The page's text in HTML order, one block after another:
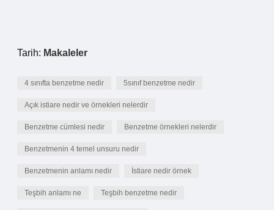
Tarih: Makaleler
4 sınıfta benzetme nedir 5sınıf benzetme nedir
Açık istiare nedir ve örnekleri nelerdir
Benzetme cümlesi nedir Benzetme örnekleri nelerdir
Benzetmenin 4 temel unsuru nedir
Benzetmenin anlamı nedir İstiare nedir örnek
Teşbih anlamı ne Teşbih benzetme nedir